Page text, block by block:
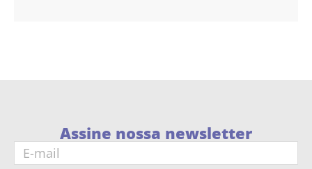
Assine nossa newsletter